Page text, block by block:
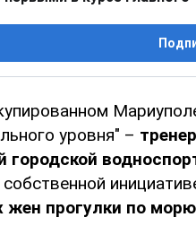
уровня" –
городской
жен прогулки по